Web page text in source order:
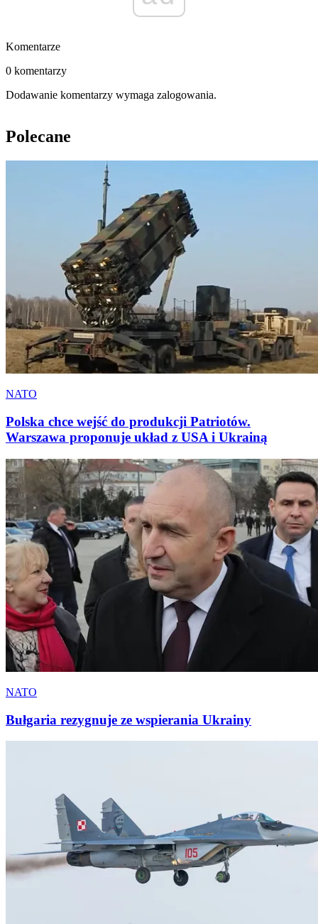
Komentarze
0 komentarzy
Dodawanie komentarzy wymaga zalogowania.
Polecane
NATO
Polska chce wejść do produkcji Patriotów.
Warszawa proponuje układ z USA i Ukrainą
NATO
Bułgaria rezygnuje ze wspierania Ukrainy